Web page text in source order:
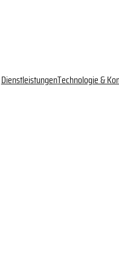
DienstleistungenTechnologie &